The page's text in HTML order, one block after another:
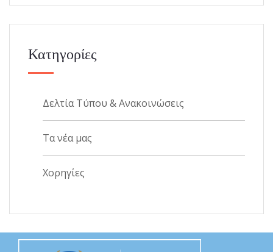
Κατηγορίες
Δελτία Τύπου & Ανακοινώσεις
Τα νέα μας
Χορηγίες